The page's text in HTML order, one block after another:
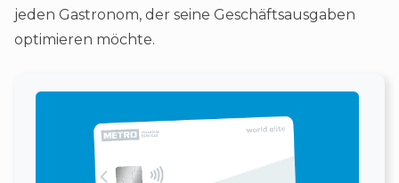
jeden Gastronom, der seine Geschäftsausgaben
optimieren möchte​.